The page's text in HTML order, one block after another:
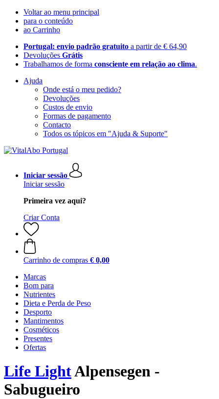
Voltar ao menu principal
para o conteúdo
ao Carrinho
Portugal: envio padrão gratuito a partir de € 64,90
Devoluções Grátis
Trabalhamos de forma consciente em relação ao clima.
Ajuda
Onde está o meu pedido?
Devoluções
Custos de envio
Formas de pagamento
Contacto
Todos os tópicos em "Ajuda & Suporte"
Iniciar sessão
Iniciar sessão
Primeira vez aqui?
Criar Conta
Carrinho de compras € 0,00
Marcas
Bom para
Nutrientes
Dieta e Perda de Peso
Desporto
Mantimentos
Cosméticos
Presentes
Ofertas
Life LightAlpensegen -
Sabugueiro